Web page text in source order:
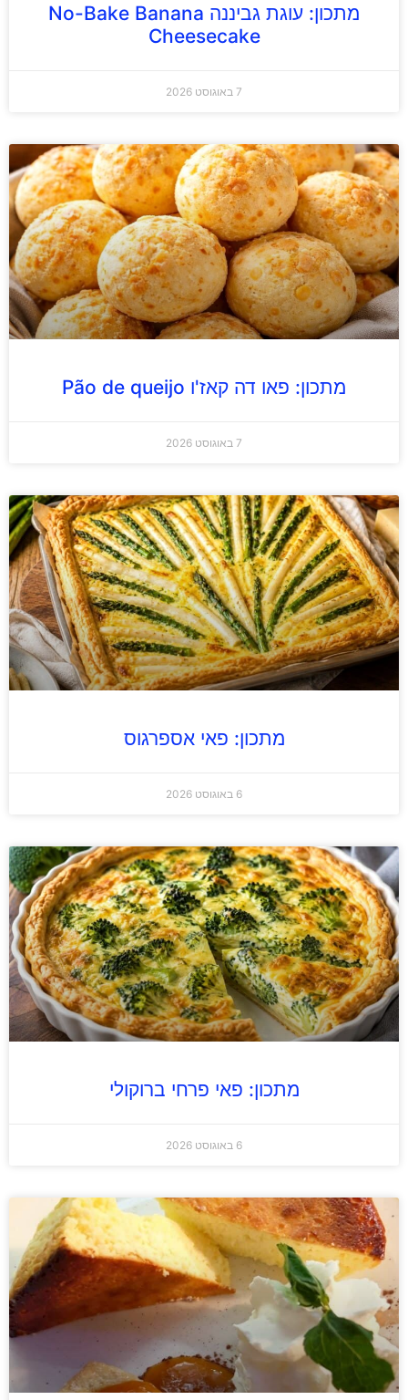
מתכון: עוגת גביננה No-Bake Banana
Cheesecake
7 באוגוסט 2026
מתכון: פאו דה קאז'ו Pão de queijo
7 באוגוסט 2026
מתכון: פאי אספרגוס
6 באוגוסט 2026
מתכון: פאי פרחי ברוקולי
6 באוגוסט 2026